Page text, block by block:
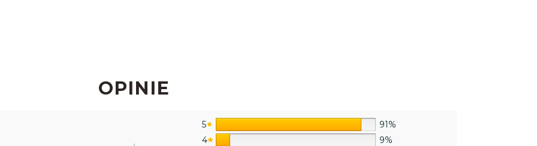
OPINIE
5
91%
4
9%